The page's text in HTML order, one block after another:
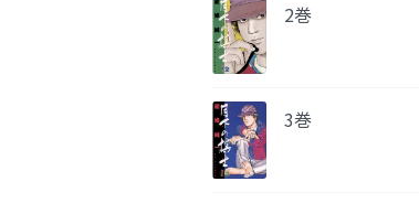
2巻
3巻